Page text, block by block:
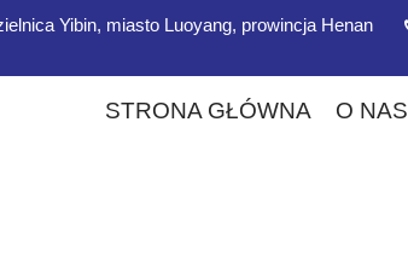
Yibin, miasto Luoyang, prowincja Henan
STRONA GŁÓWNA O NAS